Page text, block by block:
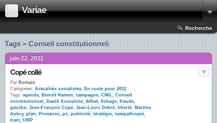
Variae
Recherche
Tags » Conseil constitutionneli
juin 22, 2011
Copé collé
Par Romain
Catégories: Actualités socialistes, En route pour 2012
Tags: agenda, Benoît Hamon, campagne, CNIL, Conseil
constitutionnel , David Assouline, débat, fichage, fraude,
gauche, Jean-François Copé, Jean-Louis Debré, liberté, Martine
Aubry, plan, Primaires, ps, publicité, stratégie, sympathisant,
tract, UMP